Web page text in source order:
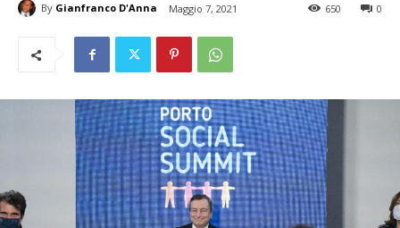
By Gianfranco D'Anna Maggio 7, 2021 0
650